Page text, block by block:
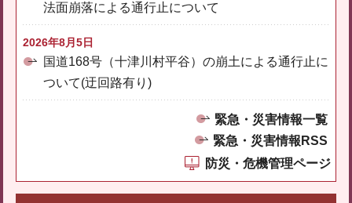
法面崩落による通行止について
2026年8月5日
国道168号（十津川村平谷）の崩土による通行止に
ついて(迂回路有り)
緊急・災害情報一覧
緊急・災害情報RSS
防災・危機管理ページ